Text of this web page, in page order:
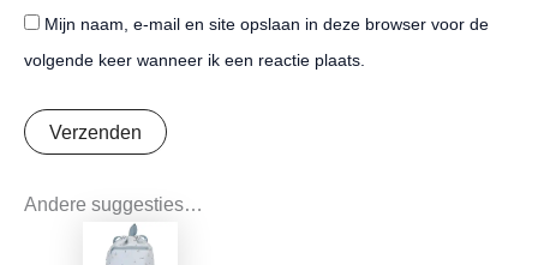
Mijn naam, e-mail en site opslaan in deze browser voor de
volgende keer wanneer ik een reactie plaats.
Andere suggesties…
Oorspronkelijke
prijs
Huidige
prijs